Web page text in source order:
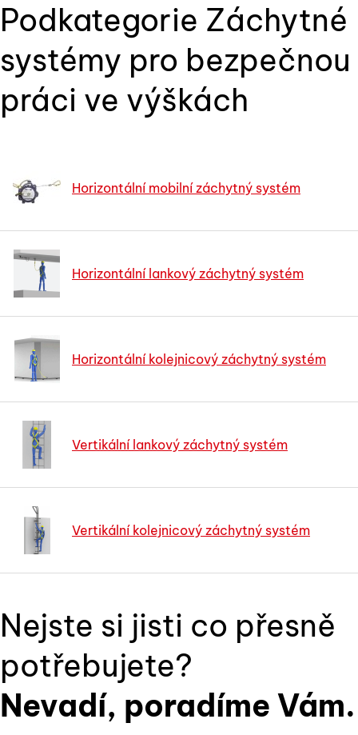
Podkategorie Záchytné
systémy pro bezpečnou
práci ve výškách
Horizontální mobilní záchytný systém
Horizontální lankový záchytný systém
Horizontální kolejnicový záchytný systém
Vertikální lankový záchytný systém
Vertikální kolejnicový záchytný systém
Nejste si jisti co přesně
potřebujete?
Nevadí, poradíme Vám.